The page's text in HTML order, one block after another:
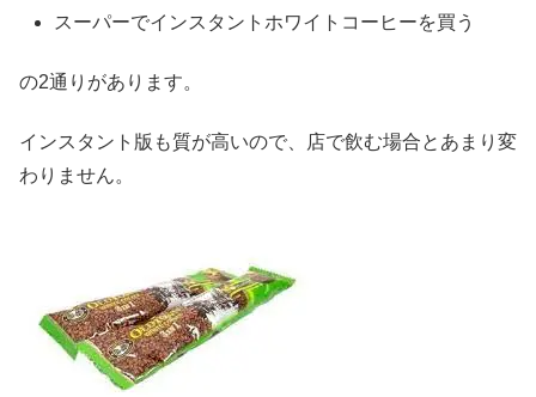
スーパーでインスタントホワイトコーヒーを買う
の2通りがあります。
インスタント版も質が高いので、店で飲む場合とあまり変
わりません。